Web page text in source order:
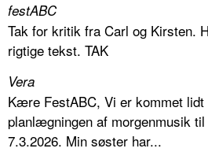
festABC
Tak for kritik fra Carl og Kirsten.
rigtige tekst. TAK
Vera
Kære FestABC, Vi er kommet lidt
planlægningen af morgenmusik
7.3.2026. Min søster har...